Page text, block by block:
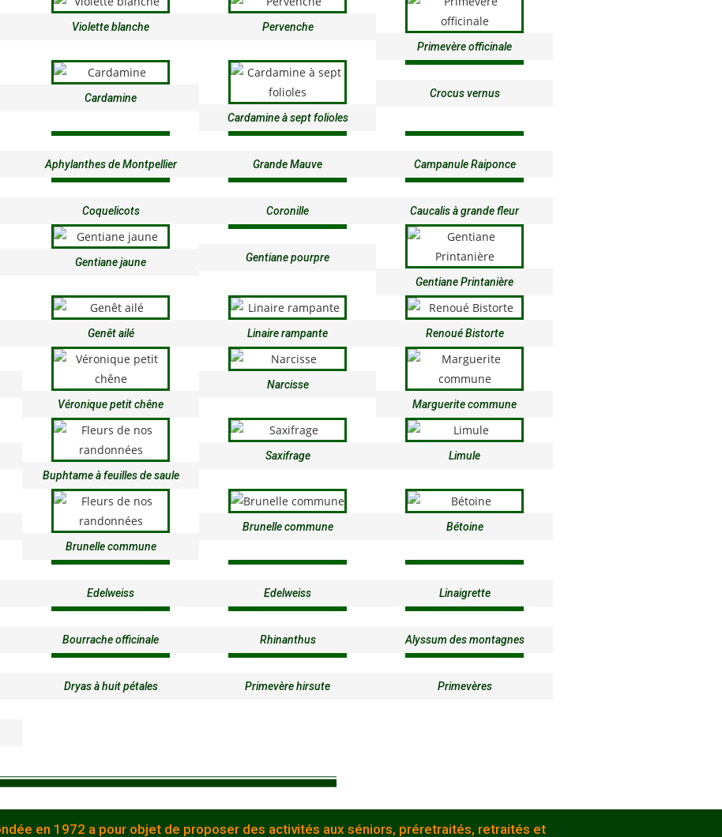
Violette blanche
Pervenche
Primevère officinale
Cardamine
Cardamine à sept folioles
Crocus vernus
Aphylanthes de Montpellier Grande Mauve Campanule Raiponce
Coquelicots Coronille Caucalis à grande fleur
Gentiane jaune
Gentiane pourpre
Gentiane Printanière
Genêt ailé Linaire rampante Renoué Bistorte
Véronique petit chêne
Narcisse
Marguerite commune
Buphtame à feuilles de saule
Saxifrage Limule
Brunelle commune
Brunelle commune Bétoine
Edelweiss Edelweiss Linaigrette
Bourrache officinale Rhinanthus Alyssum des montagnes
Dryas à huit pétales Primevère hirsute Primevères
en 1972 a pour objet de proposer des activités aux séniors, préretraités, retraités et